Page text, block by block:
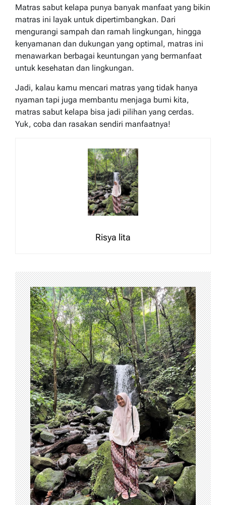
Matras sabut kelapa punya banyak manfaat yang bikin
matras ini layak untuk dipertimbangkan. Dari
mengurangi sampah dan ramah lingkungan, hingga
kenyamanan dan dukungan yang optimal, matras ini
menawarkan berbagai keuntungan yang bermanfaat
untuk kesehatan dan lingkungan.
Jadi, kalau kamu mencari matras yang tidak hanya
nyaman tapi juga membantu menjaga bumi kita,
matras sabut kelapa bisa jadi pilihan yang cerdas.
Yuk, coba dan rasakan sendiri manfaatnya!
Risya lita